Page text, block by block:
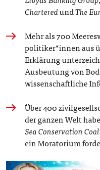
CharteredundThe
Mehr als 700
politiker*innen aus
Erklärung
Ausbeutung von
wissenschaftliche
Über 400
der ganzen Welt
Sea Conservation
ein Moratorium